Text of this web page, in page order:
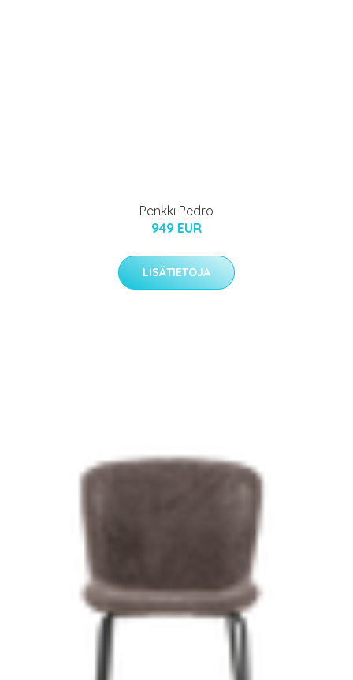
Penkki Pedro
949 EUR
LISÄTIETOJA